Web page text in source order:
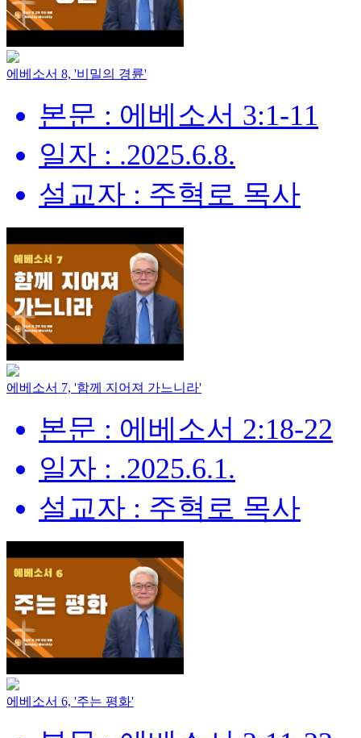
에베소서 8, '비밀의 경륜'
본문 : 에베소서 3:1-11
일자 : .2025.6.8.
설교자 : 주혁로 목사
에베소서 7, '함께 지어져 가느니라'
본문 : 에베소서 2:18-22
일자 : .2025.6.1.
설교자 : 주혁로 목사
에베소서 6, '주는 평화'